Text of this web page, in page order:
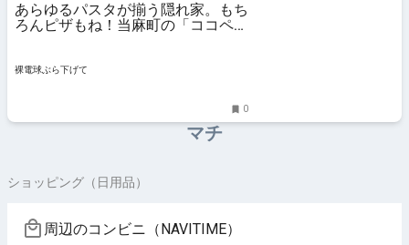
あらゆるパスタが揃う隠れ家。もち
ろんピザもね！当麻町の「ココペ
裸電球ぶら下げて
0
マチ
ショッピング（日用品）
周辺のコンビニ（NAVITIME）